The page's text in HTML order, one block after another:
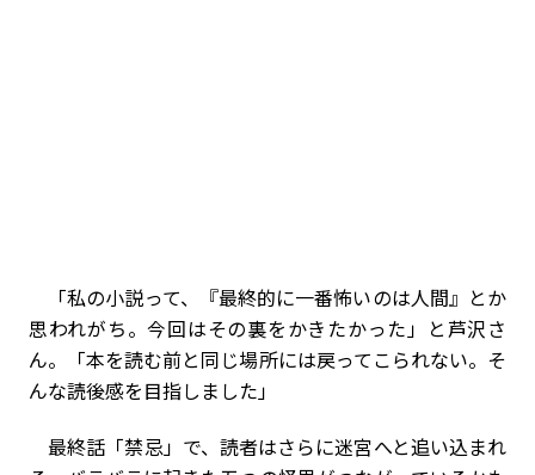
「私の小説って、『最終的に一番怖いのは人間』とか
思われがち。今回はその裏をかきたかった」と芦沢さ
ん。「本を読む前と同じ場所には戻ってこられない。そ
んな読後感を目指しました」
最終話「禁忌」で、読者はさらに迷宮へと追い込まれ